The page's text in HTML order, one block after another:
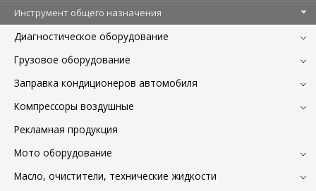
Инструмент общего назначения
Диагностическое оборудование
Грузовое оборудование
Заправка кондиционеров автомобиля
Компрессоры воздушные
Рекламная продукция
Мото оборудование
Масло, очистители, технические жидкости